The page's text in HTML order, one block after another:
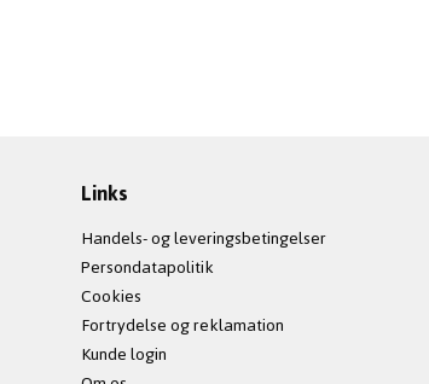
Links
Handels- og leveringsbetingelser
Persondatapolitik
Cookies
Fortrydelse og reklamation
Kunde login